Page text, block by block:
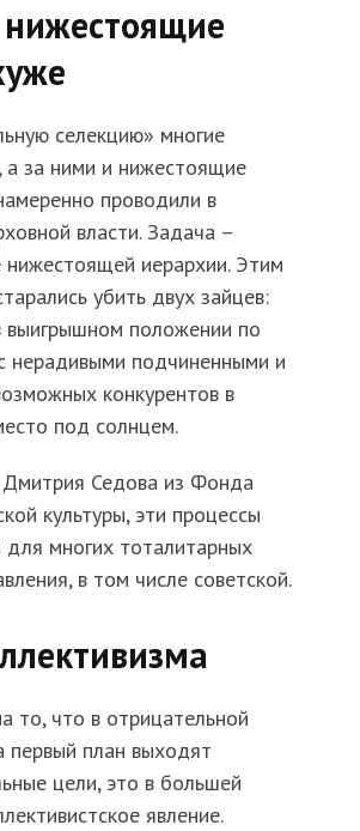
селекцию» многие
а за ними и нижестоящие
проводили в
власти. Задача –
нижестоящей иерархии. Этим
убить двух зайцев:
выигрышном положении по
нерадивыми подчиненными и
конкурентов в
под солнцем.
Седова из Фонда
культуры, эти процессы
для многих тоталитарных
в том числе советской.
то, что в отрицательной
первый план выходят
цели, это в большей
явление.